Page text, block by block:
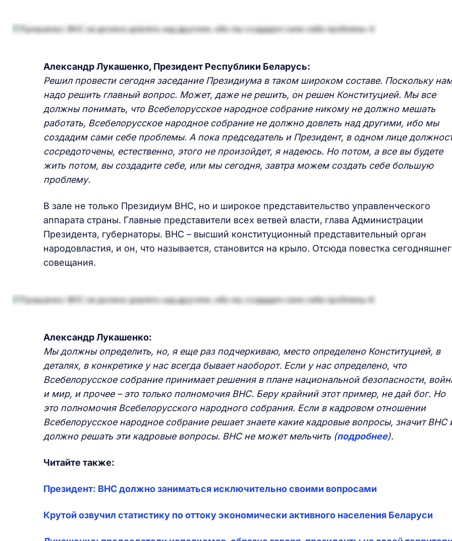
Александр Лукашенко, Президент Республики Беларусь:
Решил провести сегодня заседание Президиума в таком широком составе. Поскольку
надо решить главный вопрос. Может, даже не решить, он решен Конституцией. Мы все
должны понимать, что Всебелорусское народное собрание никому не должно мешать
работать, Всебелорусское народное собрание не должно довлеть над другими, ибо мы
создадим сами себе проблемы. А пока председатель и Президент, в одном лице
сосредоточены, естественно, этого не произойдет, я надеюсь. Но потом, а все вы будете
жить потом, вы создадите себе, или мы сегодня, завтра можем создать себе большую
проблему.
В зале не только Президиум ВНС, но и широкое представительство управленческого
аппарата страны. Главные представители всех ветвей власти, глава Администрации
Президента, губернаторы. ВНС – высший конституционный представительный орган
народовластия, и он, что называется, становится на крыло. Отсюда повестка
совещания.
Александр Лукашенко:
Мы должны определить, но, я еще раз подчеркиваю, место определено Конституцией, в
деталях, в конкретике у нас всегда бывает наоборот. Если у нас определено, что
Всебелорусское собрание принимает решения в плане национальной безопасности,
и мир, и прочее – это только полномочия ВНС. Беру крайний этот пример, не дай бог. Но
это полномочия Всебелорусского народного собрания. Если в кадровом отношении
Всебелорусское народное собрание решает знаете какие кадровые вопросы, значит ВНС
должно решать эти кадровые вопросы. ВНС не может мельчить (подробнее).
Читайте также:
Президент: ВНС должно заниматься исключительно своими вопросами
Крутой озвучил статистику по оттоку экономически активного населения Беларуси